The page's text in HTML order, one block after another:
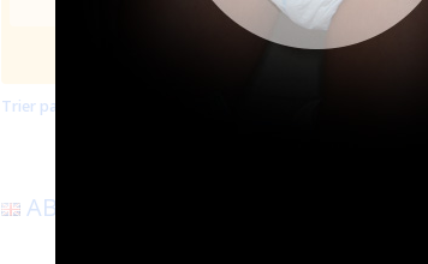
Trier par mise à jour
ABDL MarketPlace